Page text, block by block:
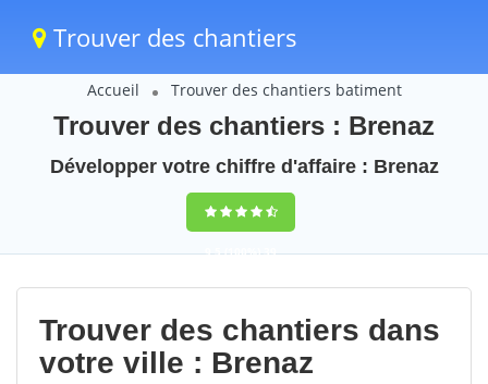
Trouver des chantiers
Accueil Trouver des chantiers batiment
Trouver des chantiers : Brenaz
Développer votre chiffre d'affaire : Brenaz
9,5(100%)39
votes
Trouver des chantiers dans
votre ville : Brenaz